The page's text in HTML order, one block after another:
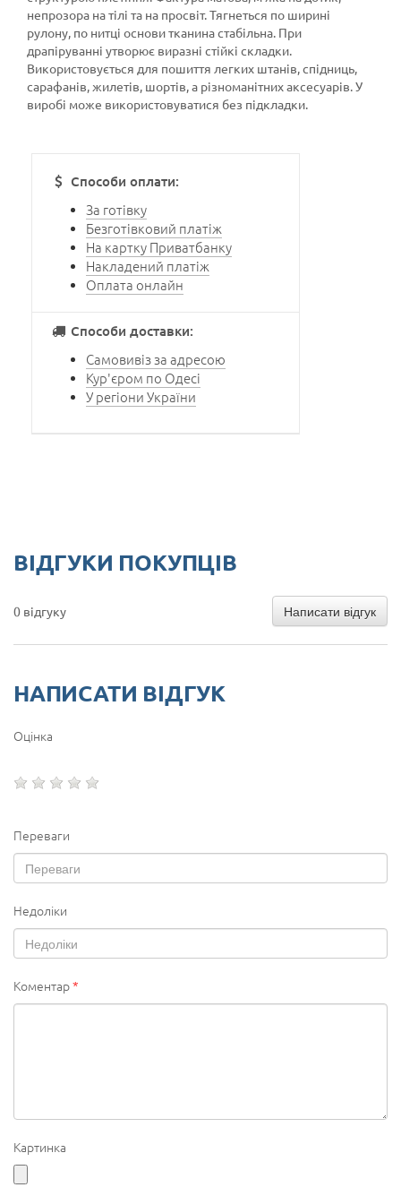
непрозора на тілі та на просвіт. Тягнеться по ширині
рулону, по нитці основи тканина стабільна. При
драпіруванні утворює виразні стійкі складки.
Використовується для пошиття легких штанів, спідниць,
сарафанів, жилетів, шортів, а різноманітних аксесуарів. У
виробі може використовуватися без підкладки.
Способи оплати:
За готівку
Безготівковий платіж
На картку Приватбанку
Накладений платіж
Оплата онлайн
Способи доставки:
Самовивіз за адресою
Кур'єром по Одесі
У регіони України
ВІДГУКИ ПОКУПЦІВ
0 відгуку Написати відгук
НАПИСАТИ ВІДГУК
Оцінка
Переваги
Недоліки
Коментар*
Картинка